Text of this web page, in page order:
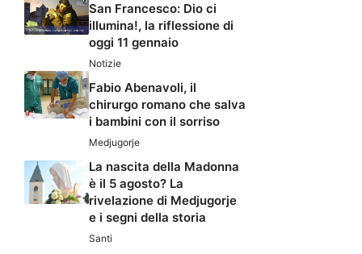
San Francesco: Dio ci
illumina!, la riflessione di
oggi 11 gennaio
Notizie
Fabio Abenavoli, il
chirurgo romano che salva
i bambini con il sorriso
Medjugorje
La nascita della Madonna
è il 5 agosto? La
rivelazione di Medjugorje
e i segni della storia
Santi